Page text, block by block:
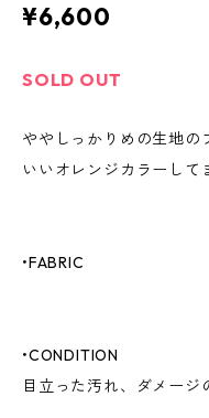
¥6,600
SOLD OUT
ややしっかりめの生地の
いいオレンジカラーして
•FABRIC
•CONDITION
目立った汚れ、ダメージ